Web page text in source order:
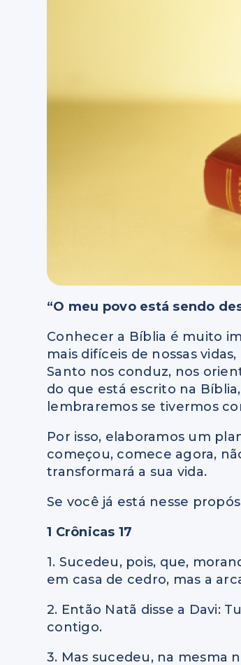
“O meu povo está sendo
Conhecer a Bíblia é muito
mais difíceis de nossas
Santo nos conduz, nos
do que está escrito na
lembraremos se tivermos
Por isso, elaboramos um
começou, comece agora,
transformará a sua vida.
Se você já está nesse
1 Crônicas 17
1. Sucedeu, pois, que,
em casa de cedro, mas a
2. Então Natã disse a Davi:
contigo.
3. Mas sucedeu, na mesma